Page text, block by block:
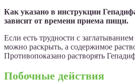
Как указано в инструкции
зависит от времени приема пищи.
Если есть трудности с
можно раскрыть, а содержимое
Противопоказано растворять
Побочные действия